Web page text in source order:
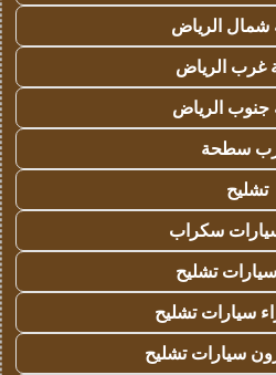
الرياض
الرياض
الرياض
سطحة
تشليح
سكراب
تشليح
سيارات تشليح
سيارات تشليح